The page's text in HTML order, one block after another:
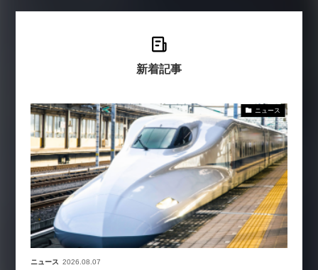
新着記事
ニュース
ニュース 2026.08.07